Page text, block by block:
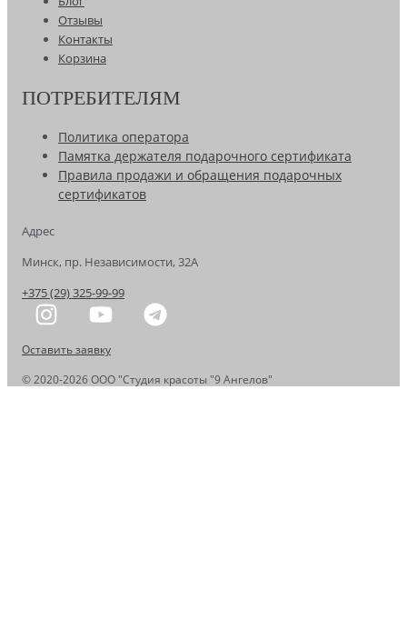
Отзывы
Контакты
Корзина
ПОТРЕБИТЕЛЯМ
Политика оператора
Памятка держателя подарочного сертификата
Правила продажи и обращения подарочных
сертификатов
Адрес
Минск, пр. Независимости, 32А
+375 (29) 325-99-99
Оставить заявку
© 2020-2026 OOO "Студия красоты "9 Ангелов"